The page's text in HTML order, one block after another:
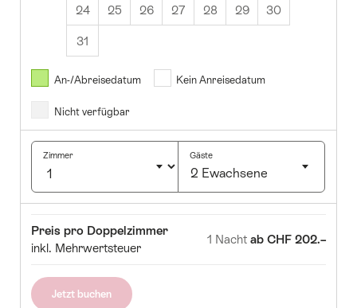
24 25 26 27 28 29 30
31
August
Sa So
1 2
7
12 13 14 15 16
20 212223
An-/Abreisedatum Kein Anreisedatum
Nicht verfügbar
Zimmer Gäste
2 Ewachsene
Klicken
Anzahl
Zimmer Preis
Preis pro Doppelzimmer
inkl. Mehrwertsteuer
1 Nacht ab CHF 202.–
Jetzt buchen